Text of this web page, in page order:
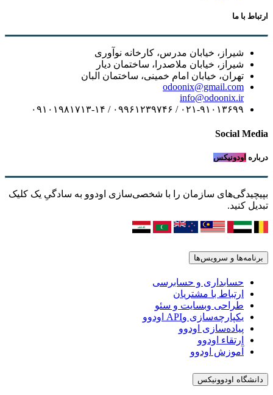
ارتباط با ما
شیراز، خیابان مدرس، کارخانه نوآوری
شیراز، خیابان ملاصدرا، ساختمان دیار
تهران، خیابان امام خمینی، ساختمان البان
odoonix@gmail.com
info@odoonix.ir
۰۲۱-۹۱۰۱۳۶۹۹ / ۰۹۹۶۱۲۳۹۷۴۶ / ۰۹۱۰۱۹۸۱۷۱۳-۱۴
Social Media
درباره اودونیکس
بپیچیدگی‌های سازمان را با شخصی‌سازی اودوو به سادگیِ یک کلیک
تبدیل کنید.
برنامه‌ها و سرویس‌ها
حسابداری و حسابرسی
ارتباط با مشتریان
طراحی وبسایت و سئو
یکپارچه‌سازی وAPI اودوو
پیاده‌سازی اودوو
ارتقاء اودوو
آموزش اودوو
دانشگاه اودوونیکس